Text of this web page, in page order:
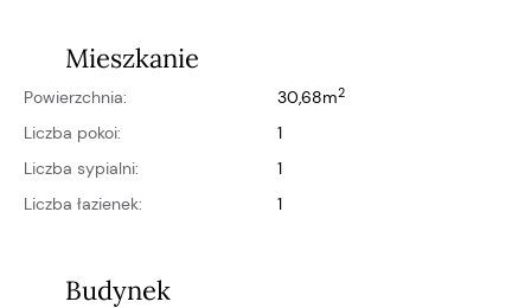
Mieszkanie
Powierzchnia: 30,68m2
Liczba pokoi:
1
Liczba sypialni:
1
Liczba łazienek:
1
Budynek